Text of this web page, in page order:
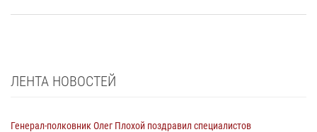
ЛЕНТА НОВОСТЕЙ
Генерал-полковник Олег Плохой поздравил специалистов